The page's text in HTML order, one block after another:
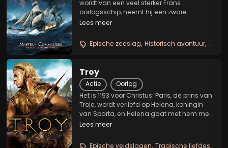
wordt van een veel sterker Frans
oorlogsschip, neemt hij een zware
beslissing: ondanks aanzienlijke schade
bemanning, zet hij de achtervolging in.
Het is een missie...
Lees meer
Epische zeeslag Historisch avontuur
Troy
Actie
Oorlog
Het is 1193 voor Christus. Paris, de prins van
Troje, wordt verliefd op Helena, koningin
van Sparta, en Helena gaat met hem mee
naar Troje, zonder dat haar echtgenoot -
voor dat beide koninkrijken in oorlog...
Lees meer
Epische veldslagen Tragische liefdesstrijd